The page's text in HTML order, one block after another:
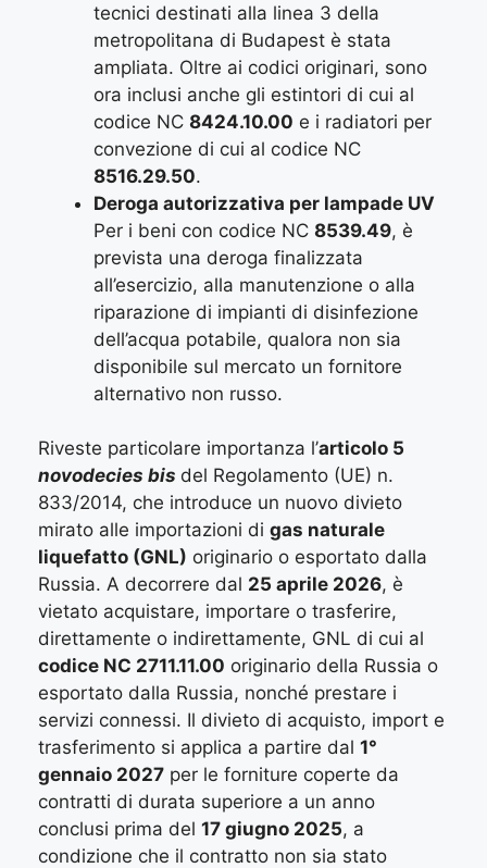
tecnici destinati alla linea 3 della
metropolitana di Budapest è stata
ampliata. Oltre ai codici originari, sono
ora inclusi anche gli estintori di cui al
codice NC 8424.10.00 e i radiatori per
convezione di cui al codice NC
8516.29.50.
Deroga autorizzativa per lampade UV
Per i beni con codice NC 8539.49, è
prevista una deroga finalizzata
all’esercizio, alla manutenzione o alla
riparazione di impianti di disinfezione
dell’acqua potabile, qualora non sia
disponibile sul mercato un fornitore
alternativo non russo.
Riveste particolare importanza l’articolo 5
novodecies bis del Regolamento (UE) n.
833/2014, che introduce un nuovo divieto
mirato alle importazioni di gas naturale
liquefatto (GNL) originario o esportato dalla
Russia. A decorrere dal 25 aprile 2026, è
vietato acquistare, importare o trasferire,
direttamente o indirettamente, GNL di cui al
codice NC 2711.11.00 originario della Russia o
esportato dalla Russia, nonché prestare i
servizi connessi. Il divieto di acquisto, import e
trasferimento si applica a partire dal 1°
gennaio 2027 per le forniture coperte da
contratti di durata superiore a un anno
conclusi prima del 17 giugno 2025, a
condizione che il contratto non sia stato